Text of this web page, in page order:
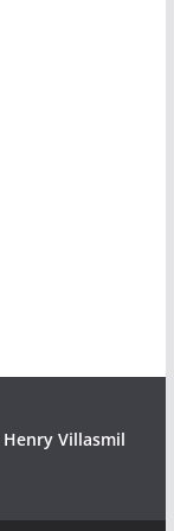
Henry Villasmil